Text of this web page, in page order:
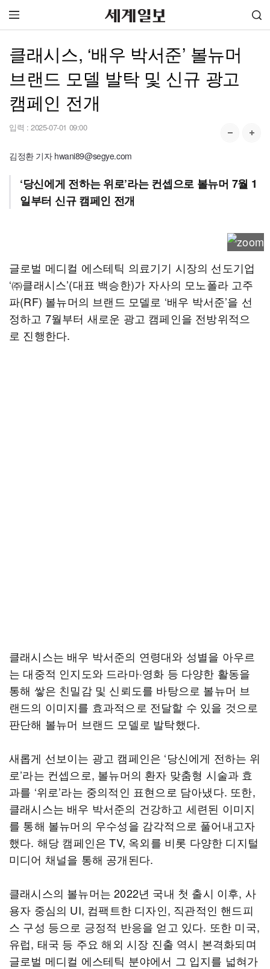
클래시스, ‘배우 박서준’ 볼뉴머
브랜드 모델 발탁 및 신규 광고
캠페인 전개
입력 : 2025-07-01 09:00
김정환 기자 hwani89@segye.com
‘당신에게 전하는 위로’라는 컨셉으로 볼뉴머 7월 1
일부터 신규 캠페인 전개
글로벌 메디컬 에스테틱 의료기기 시장의 선도기업
‘㈜클래시스’(대표 백승한)가 자사의 모노폴라 고주
파(RF) 볼뉴머의 브랜드 모델로 ‘배우 박서준’을 선
정하고 7월부터 새로운 광고 캠페인을 전방위적으
로 진행한다.
클래시스는 배우 박서준의 연령대와 성별을 아우르
는 대중적 인지도와 드라마·영화 등 다양한 활동을
통해 쌓은 친밀감 및 신뢰도를 바탕으로 볼뉴머 브
랜드의 이미지를 효과적으로 전달할 수 있을 것으로
판단해 볼뉴머 브랜드 모델로 발탁했다.
새롭게 선보이는 광고 캠페인은 ‘당신에게 전하는 위
로’라는 컨셉으로, 볼뉴머의 환자 맞춤형 시술과 효
과를 ‘위로’라는 중의적인 표현으로 담아냈다. 또한,
클래시스는 배우 박서준의 건강하고 세련된 이미지
를 통해 볼뉴머의 우수성을 감각적으로 풀어내고자
했다. 해당 캠페인은 TV, 옥외를 비롯 다양한 디지털
미디어 채널을 통해 공개된다.
클래시스의 볼뉴머는 2022년 국내 첫 출시 이후, 사
용자 중심의 UI, 컴팩트한 디자인, 직관적인 핸드피
스 구성 등으로 긍정적 반응을 얻고 있다. 또한 미국,
유럽, 태국 등 주요 해외 시장 진출 역시 본격화되며
글로벌 메디컬 에스테틱 분야에서 그 입지를 넓혀가